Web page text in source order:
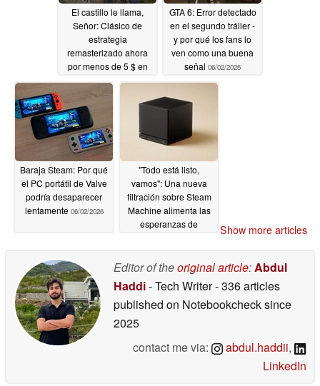
El castillo le llama,
Señor: Clásico de
estrategia
remasterizado ahora
por menos de 5 $ en
06/03/2026
GTA 6: Error detectado
en el segundo tráiler -
y por qué los fans lo
ven como una buena
señal 06/02/2026
Baraja Steam: Por qué
el PC portátil de Valve
podría desaparecer
lentamente 06/02/2026
"Todo está listo,
vamos": Una nueva
filtración sobre Steam
Machine alimenta las
esperanzas de
Show more articles
Editor of theoriginal article:Abdul
Haddi- Tech Writer- 336 articles
published on Notebookchecksince
2025
contact me via:
abdul.haddii,
LinkedIn